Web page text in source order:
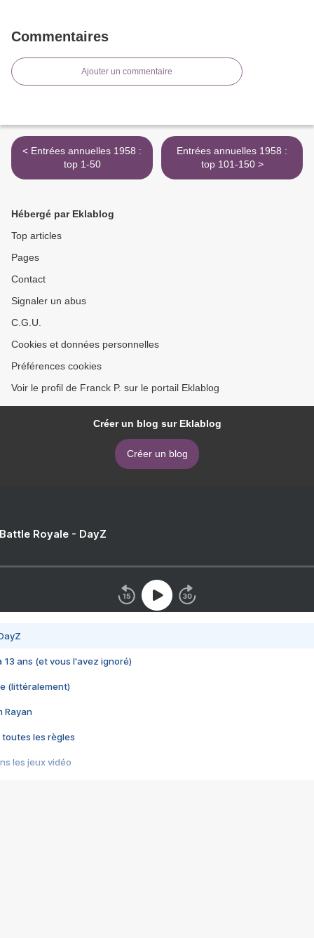
Commentaires
Ajouter un commentaire
< Entrées annuelles 1958 :
top 1-50
Entrées annuelles 1958 :
top 101-150 >
Hébergé par Eklablog
Top articles
Pages
Contact
Signaler un abus
C.G.U.
Cookies et données personnelles
Préférences cookies
Voir le profil de Franck P. sur le portail Eklablog
Créer un blog sur Eklablog
Créer un blog
Royale - DayZ
13 ans (et vous l'avez ignoré)
(littéralement)
Rayan
toutes les règles
les jeux vidéo